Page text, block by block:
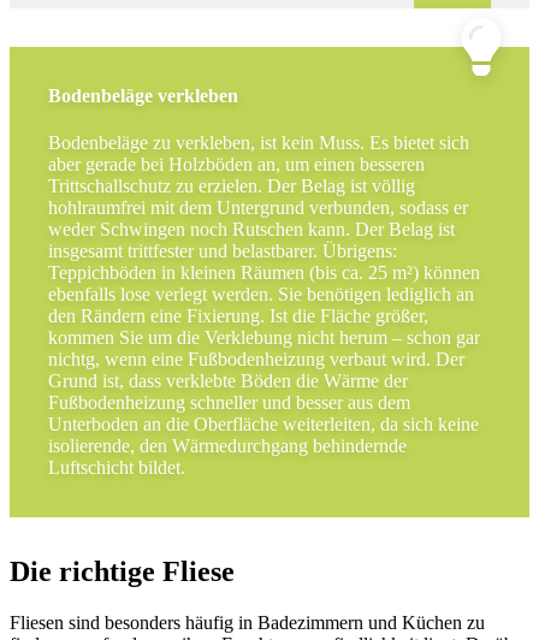
Bodenbeläge verkleben
Bodenbeläge zu verkleben, ist kein Muss. Es bietet sich
aber gerade bei Holzböden an, um einen besseren
Trittschallschutz zu erzielen. Der Belag ist völlig
hohlraumfrei mit dem Untergrund verbunden, sodass er
weder Schwingen noch Rutschen kann. Der Belag ist
insgesamt trittfester und belastbarer. Übrigens:
Teppichböden in kleinen Räumen (bis ca. 25 m²) können
ebenfalls lose verlegt werden. Sie benötigen lediglich an
den Rändern eine Fixierung. Ist die Fläche größer,
kommen Sie um die Verklebung nicht herum – schon gar
nichtg, wenn eine Fußbodenheizung verbaut wird. Der
Grund ist, dass verklebte Böden die Wärme der
Fußbodenheizung schneller und besser aus dem
Unterboden an die Oberfläche weiterleiten, da sich keine
isolierende, den Wärmedurchgang behindernde
Luftschicht bildet.
Die richtige Fliese
Fliesen sind besonders häufig in Badezimmern und Küchen zu